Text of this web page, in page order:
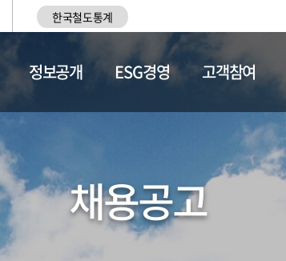
한국철도통계
채용정
정보공개 ESG경영 고객참여
채용공고